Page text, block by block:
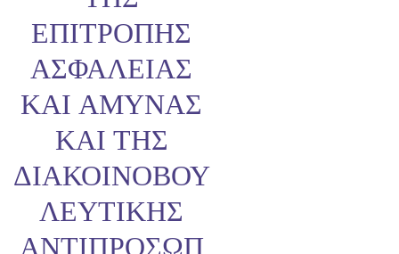
ΕΠΙΤΡΟΠΉΣ
ΑΣΦΆΛΕΙΑΣ
ΚΑΙ ΆΜΥΝΑΣ
ΚΑΙ ΤΗΣ
ΔΙΑΚΟΙΝΟΒΟΥ
ΛΕΥΤΙΚΉΣ